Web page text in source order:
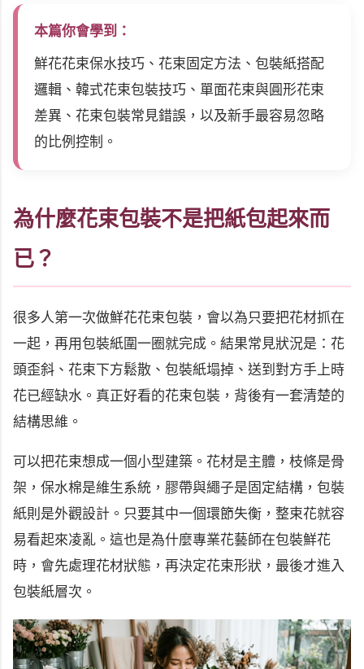
本篇你會學到：
鮮花花束保水技巧、花束固定方法、包裝紙搭配
邏輯、韓式花束包裝技巧、單面花束與圓形花束
差異、花束包裝常見錯誤，以及新手最容易忽略
的比例控制。
為什麼花束包裝不是把紙包起來而
已？
很多人第一次做鮮花花束包裝，會以為只要把花材抓在
一起，再用包裝紙圍一圈就完成。結果常見狀況是：花
頭歪斜、花束下方鬆散、包裝紙塌掉、送到對方手上時
花已經缺水。真正好看的花束包裝，背後有一套清楚的
結構思維。
可以把花束想成一個小型建築。花材是主體，枝條是骨
架，保水棉是維生系統，膠帶與繩子是固定結構，包裝
紙則是外觀設計。只要其中一個環節失衡，整束花就容
易看起來凌亂。這也是為什麼專業花藝師在包裝鮮花
時，會先處理花材狀態，再決定花束形狀，最後才進入
包裝紙層次。